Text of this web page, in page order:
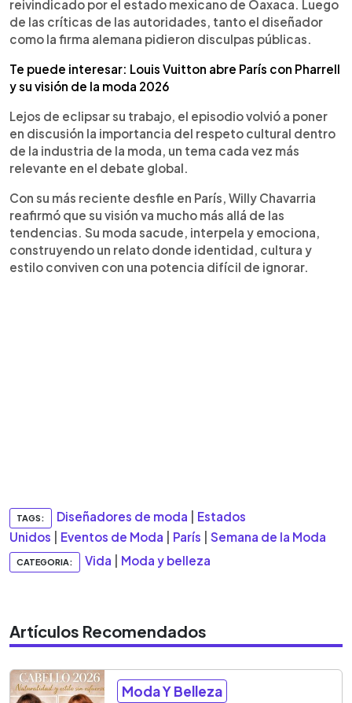
reivindicado por el estado mexicano de Oaxaca. Luego
de las críticas de las autoridades, tanto el diseñador
como la firma alemana pidieron disculpas públicas.
Te puede interesar: Louis Vuitton abre París con Pharrell
y su visión de la moda 2026
Lejos de eclipsar su trabajo, el episodio volvió a poner
en discusión la importancia del respeto cultural dentro
de la industria de la moda, un tema cada vez más
relevante en el debate global.
Con su más reciente desfile en París, Willy Chavarria
reafirmó que su visión va mucho más allá de las
tendencias. Su moda sacude, interpela y emociona,
construyendo un relato donde identidad, cultura y
estilo conviven con una potencia difícil de ignorar.
TAGS: Diseñadores de moda
Estados
Unidos
Eventos de Moda París Semana de la Moda
CATEGORIA: Vida Moda y belleza
Artículos Recomendados
Moda Y Belleza